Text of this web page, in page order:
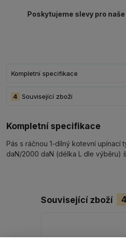
Poskytujeme slevy pro
Kompletní specifikace
Související zboží
4
Kompletní specifikace
Pás s ráčnou 1-dílný kotevní upínací
daN/2000 daN (délka L dle výběru)
Související zboží 4